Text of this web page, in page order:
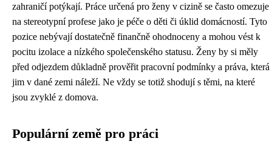
zahraničí potýkají. Práce určená pro ženy v cizině se často omezuje
na stereotypní profese jako je péče o děti či úklid domácností. Tyto
pozice nebývají dostatečně finančně ohodnoceny a mohou vést k
pocitu izolace a nízkého společenského statusu. Ženy by si měly
před odjezdem důkladně prověřit pracovní podmínky a práva, která
jim v dané zemi náleží. Ne vždy se totiž shodují s těmi, na které
jsou zvyklé z domova.
Populární země pro práci